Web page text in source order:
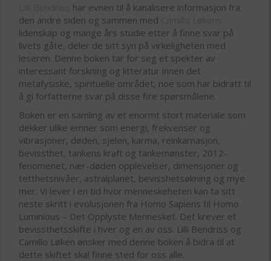
Lilli Bendriss har evnen til å kanalisere informasjon fra
den andre siden og sammen med Camillo Løkens
lidenskap og mange års studie etter å finne svar på
livets gåte, deler de sitt syn på virkeligheten med
leseren. Denne boken tar for seg et spekter av
interessant forskning og litteratur innen det
metafysiske, spirituelle området, noe som har bidratt til
å gi forfatterne svar på disse fire spørsmålene.
Boken er en samling av et enormt stort materiale som
dekker ulike emner som energi, frekvenser og
vibrasjoner, døden, sjelen, karma, reinkarnasjon,
bevissthet, tankens kraft og tankemønster, 2012-
fenomenet, nær-døden opplevelser, dimensjoner og
tetthetsnivåer, astralplanet, bevisshetsøkning og mye
mer. Vi lever i en tid hvor menneskeheten kan ta sitt
neste skritt i evolusjonen fra Homo Sapiens til Homo
Luminious – Det Opplyste Mennesket. Det krever et
bevissthetsskifte i hver og en av oss. Lilli Bendriss og
Camillo Løken ønsker med denne boken å bidra til at
dette skiftet skal finne sted for oss alle.